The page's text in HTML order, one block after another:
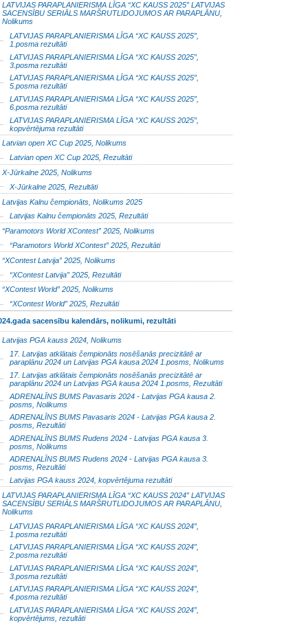
LATVIJAS PARAPLANIERISMA LĪGA “XC KAUSS 2025” LATVIJAS
SACENSĪBU SERIĀLS MARŠRUTLIDOJUMOS AR PARAPLĀNU,
Nolikums
LATVIJAS PARAPLANIERISMA LĪGA “XC KAUSS 2025”,
1.posma rezultāti
LATVIJAS PARAPLANIERISMA LĪGA “XC KAUSS 2025”,
3.posma rezultāti
LATVIJAS PARAPLANIERISMA LĪGA “XC KAUSS 2025”,
5.posma rezultāti
LATVIJAS PARAPLANIERISMA LĪGA “XC KAUSS 2025”,
6.posma rezultāti
LATVIJAS PARAPLANIERISMA LĪGA “XC KAUSS 2025”,
kopvērtējuma rezultāti
Latvian open XC Cup 2025, Nolikums
Latvian open XC Cup 2025, Rezultāti
X-Jūrkalne 2025, Nolikums
X-Jūrkalne 2025, Rezultāti
Latvijas Kalnu čempionāts, Nolikums 2025
Latvijas Kalnu čempionāts 2025, Rezultāti
“Paramotors World XContest” 2025, Nolikums
“Paramotors World XContest” 2025, Rezultāti
“XContest Latvija” 2025, Nolikums
“XContest Latvija” 2025, Rezultāti
“XContest World” 2025, Nolikums
“XContest World” 2025, Rezultāti
sacensību kalendārs, nolikumi, rezultāti
Latvijas PGA kauss 2024, Nolikums
17. Latvijas atklātais čempionāts nosēšanās precizitātē ar
paraplānu 2024 un Latvijas PGA kausa 2024 1.posms, Nolikums
17. Latvijas atklātais čempionāts nosēšanās precizitātē ar
paraplānu 2024 un Latvijas PGA kausa 2024 1.posms, Rezultāti
ADRENALĪNS BUMS Pavasaris 2024 - Latvijas PGA kausa 2.
posms, Nolikums
ADRENALĪNS BUMS Pavasaris 2024 - Latvijas PGA kausa 2.
posms, Rezultāti
ADRENALĪNS BUMS Rudens 2024 - Latvijas PGA kausa 3.
posms, Nolikums
ADRENALĪNS BUMS Rudens 2024 - Latvijas PGA kausa 3.
posms, Rezultāti
Latvijas PGA kauss 2024, kopvērtējuma rezultāti
LATVIJAS PARAPLANIERISMA LĪGA “XC KAUSS 2024” LATVIJAS
SACENSĪBU SERIĀLS MARŠRUTLIDOJUMOS AR PARAPLĀNU,
Nolikums
LATVIJAS PARAPLANIERISMA LĪGA “XC KAUSS 2024”,
1.posma rezultāti
LATVIJAS PARAPLANIERISMA LĪGA “XC KAUSS 2024”,
2.posma rezultāti
LATVIJAS PARAPLANIERISMA LĪGA “XC KAUSS 2024”,
3.posma rezultāti
LATVIJAS PARAPLANIERISMA LĪGA “XC KAUSS 2024”,
4.posma rezultāti
LATVIJAS PARAPLANIERISMA LĪGA “XC KAUSS 2024”,
kopvērtējums, rezultāti